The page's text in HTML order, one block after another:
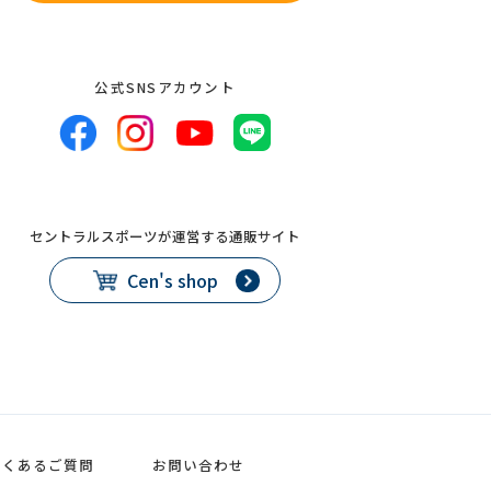
公式SNSアカウント
セントラルスポーツが運営する通販サイト
Cen's shop
あるご質問 お問い合わせ